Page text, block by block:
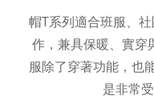
帽T系列適合班服、
作，兼具保暖、實穿
服除了穿著功能，也
是非常